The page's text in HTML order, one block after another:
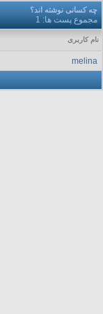
چه کسانی نوشته اند؟
مجموع پست ها: 1
نام کاربری
melina